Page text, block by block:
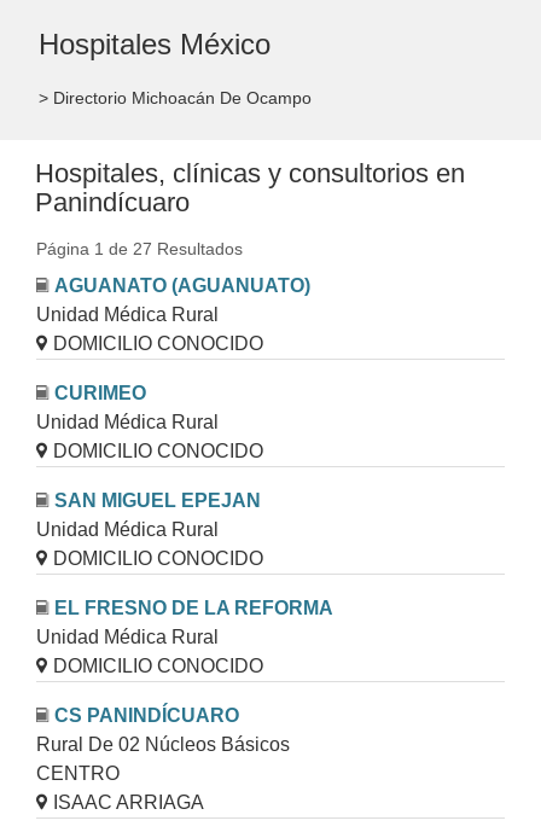
Hospitales México
> Directorio Michoacán De Ocampo
Hospitales, clínicas y consultorios en
Panindícuaro
Página 1 de 27 Resultados
AGUANATO (AGUANUATO)
Unidad Médica Rural
DOMICILIO CONOCIDO
CURIMEO
Unidad Médica Rural
DOMICILIO CONOCIDO
SAN MIGUEL EPEJAN
Unidad Médica Rural
DOMICILIO CONOCIDO
EL FRESNO DE LA REFORMA
Unidad Médica Rural
DOMICILIO CONOCIDO
CS PANINDÍCUARO
Rural De 02 Núcleos Básicos
CENTRO
ISAAC ARRIAGA